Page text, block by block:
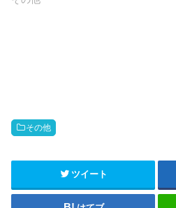
その他
ツイート